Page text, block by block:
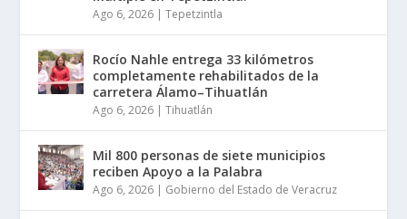
Ago 6, 2026 |Tepetzintla
Rocío Nahle entrega 33 kilómetros
completamente rehabilitados de la
carretera Álamo–Tihuatlán
Ago 6, 2026 |Tihuatlán
Mil 800 personas de siete municipios
reciben Apoyo a la Palabra
Ago 6, 2026 | Gobierno del Estado de Veracruz